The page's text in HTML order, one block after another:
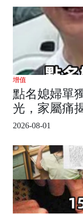
增值
點名媳婦單
光，家屬痛
2026-08-01